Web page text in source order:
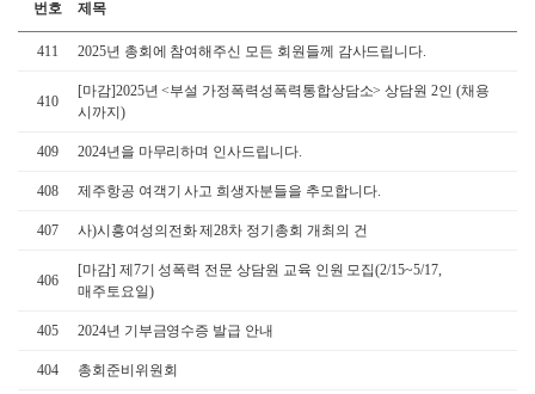
번호 제목
411 2025년 총회에 참여해주신 모든 회원들께 감사드립니다.
410
[마감]2025년 <부설 가정폭력성폭력통합상담소> 상담원 2인 (채용
시까지)
409 2024년을 마무리하며 인사드립니다.
408 제주항공 여객기 사고 희생자분들을 추모합니다.
407 사)시흥여성의전화 제28차 정기총회 개최의 건
406
[마감] 제7기 성폭력 전문 상담원 교육 인원 모집(2/15~5/17,
매주토요일)
405 2024년 기부금영수증 발급 안내
404 총회준비위원회